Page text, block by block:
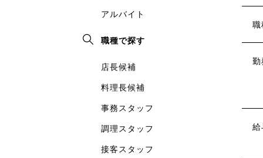
アルバイト
職種で探す
店長候補
料理長候補
事務スタッフ
調理スタッフ
接客スタッフ
職
勤